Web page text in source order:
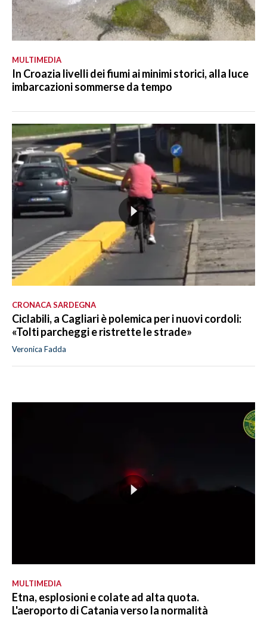
MULTIMEDIA
In Croazia livelli dei fiumi ai minimi storici, alla luce
imbarcazioni sommerse da tempo
CRONACA SARDEGNA
Ciclabili, a Cagliari è polemica per i nuovi cordoli:
«Tolti parcheggi e ristrette le strade»
Veronica Fadda
MULTIMEDIA
Etna, esplosioni e colate ad alta quota.
L'aeroporto di Catania verso la normalità